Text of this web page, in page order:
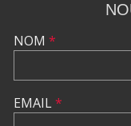
NOM *
EMAIL*